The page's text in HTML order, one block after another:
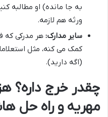
به جا مانده) او مطالبه
ورثه هم لازمه.
سایر مدارک: هر مدرکی که
کمک می کنه، مثل
(اگه دارید).
چقدر خرج داره؟
مهریه و راه حل